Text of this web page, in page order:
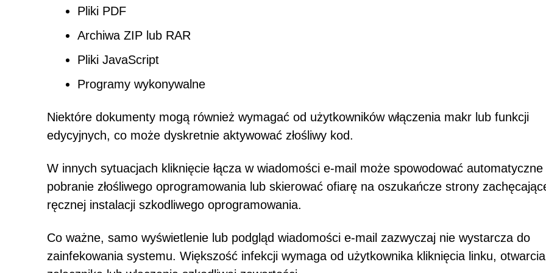
Pliki PDF
Archiwa ZIP lub RAR
Pliki JavaScript
Programy wykonywalne
Niektóre dokumenty mogą również wymagać od użytkowników włączenia makr lub funkcji
edycyjnych, co może dyskretnie aktywować złośliwy kod.
W innych sytuacjach kliknięcie łącza w wiadomości e-mail może spowodować automatyczne
pobranie złośliwego oprogramowania lub skierować ofiarę na oszukańcze strony
ręcznej instalacji szkodliwego oprogramowania.
Co ważne, samo wyświetlenie lub podgląd wiadomości e-mail zazwyczaj nie wystarcza do
zainfekowania systemu. Większość infekcji wymaga od użytkownika kliknięcia linku, otwarcia